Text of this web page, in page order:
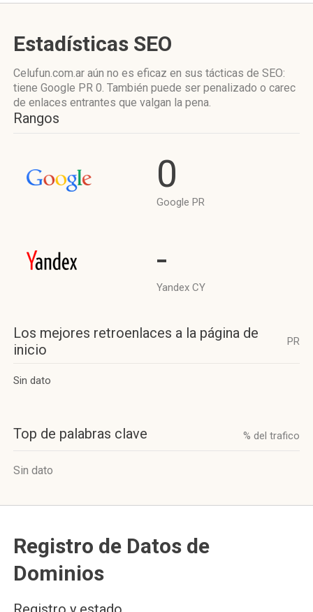
Estadísticas SEO
Celufun.com.ar aún no es eficaz en sus tácticas de SEO:
tiene Google PR 0. También puede ser penalizado o carec
de enlaces entrantes que valgan la pena.
Rangos
0
Google PR
-
Yandex CY
Los mejores retroenlaces a la página de
inicio
PR
Sin dato
Top de palabras clave % del trafico
Sin dato
Registro de Datos de
Dominios